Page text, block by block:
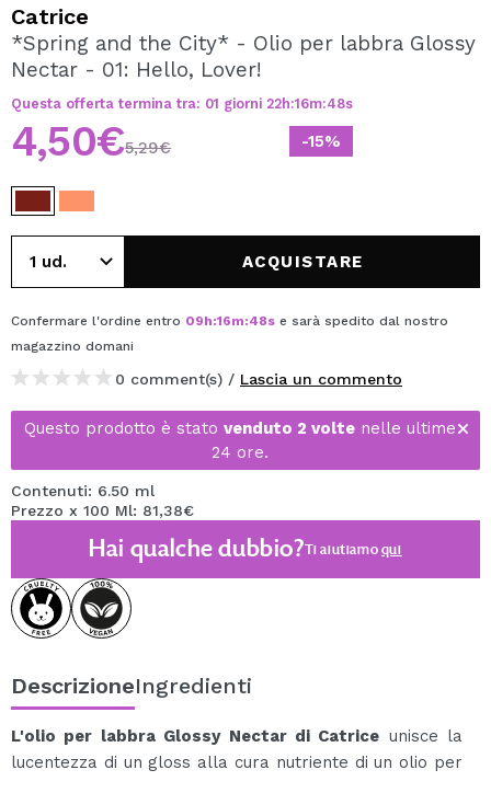
Creando un account su Maquibeauty.it potrai fare i tuoi
acquisti velocemente, controllare lo stato dei tuoi ordini e
Catrice
*Spring and the City* - Olio per labbra Glossy
Nectar - 01: Hello, Lover!
Questa offerta termina tra: 01 giorni 22h:16m:48s
-15%
4,50€5,29€
ACQUISTARE
Confermare l'ordine entro 09h:16m:48s e sarà spedito dal nostro
magazzino domani
0 comment(s) / Lascia un commento
Questo prodotto è stato venduto 2 volte nelle ultime
24 ore.
Contenuti: 6.50 ml
Prezzo x 100 Ml: 81,38€
Hai qualche dubbio?Ti aiutiamoqui
DescrizioneIngredienti
L'olio per labbra Glossy Nectar di Catrice unisce la
lucentezza di un gloss alla cura nutriente di un olio per